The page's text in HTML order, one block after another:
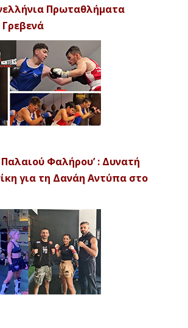
Πρωταθλήματα
Φαλήρου’ : Δυνατή
για τη Δανάη Αντύπα στο